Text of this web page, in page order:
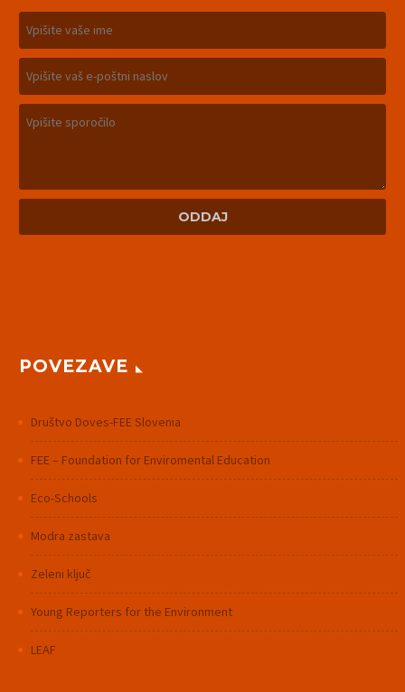
POVEZAVE
Društvo Doves-FEE Slovenia
FEE – Foundation for Enviromental Education
Eco-Schools
Modra zastava
Zeleni ključ
Young Reporters for the Environment
LEAF